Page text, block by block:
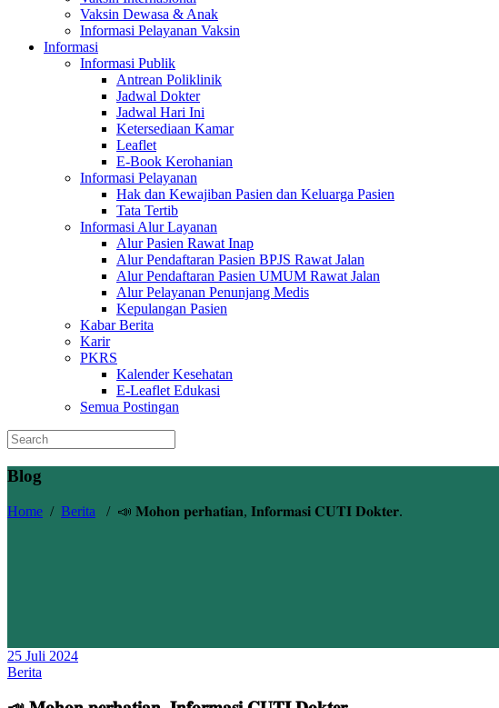
Vaksin Dewasa & Anak
Informasi Pelayanan Vaksin
Informasi
Informasi Publik
Antrean Poliklinik
Jadwal Dokter
Jadwal Hari Ini
Ketersediaan Kamar
Leaflet
E-Book Kerohanian
Informasi Pelayanan
Hak dan Kewajiban Pasien dan Keluarga Pasien
Tata Tertib
Informasi Alur Layanan
Alur Pasien Rawat Inap
Alur Pendaftaran Pasien BPJS Rawat Jalan
Alur Pendaftaran Pasien UMUM Rawat Jalan
Alur Pelayanan Penunjang Medis
Kepulangan Pasien
Kabar Berita
Karir
PKRS
Kalender Kesehatan
E-Leaflet Edukasi
Semua Postingan
Blog
Home / Berita / 📣 𝐌𝐨𝐡𝐨𝐧 𝐩𝐞𝐫𝐡𝐚𝐭𝐢𝐚𝐧, 𝐈𝐧𝐟𝐨𝐫𝐦𝐚𝐬𝐢 𝐂𝐔𝐓𝐈 𝐃𝐨𝐤𝐭𝐞𝐫.
25 Juli 2024
Berita